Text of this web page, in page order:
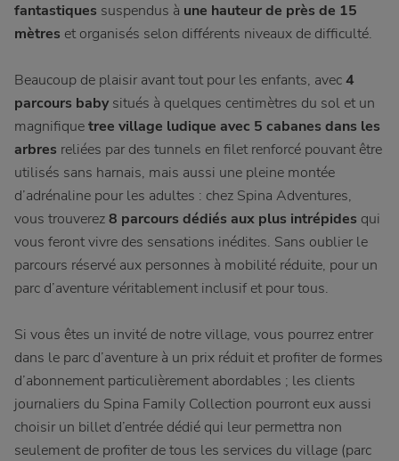
fantastiques suspendus à une hauteur de près de 15
mètres et organisés selon différents niveaux de difficulté.
Beaucoup de plaisir avant tout pour les enfants, avec4
parcours babysitués à quelques centimètres du sol et un
magnifiquetree village ludique avec 5 cabanes dans les
arbres reliées par des tunnels en filet renforcé pouvant être
utilisés sans harnais, mais aussi une pleine montée
d’adrénaline pour les adultes : chez Spina Adventures,
vous trouverez8 parcours dédiés aux plus intrépides qui
vous feront vivre des sensations inédites. Sans oublier le
parcours réservé aux personnes à mobilité réduite, pour un
parc d’aventure véritablement inclusif et pour tous.
Si vous êtes un invité de notre village, vous pourrez entrer
dans le parc d’aventure à un prix réduit et profiter de formes
d’abonnement particulièrement abordables ; les clients
journaliers du Spina Family Collection pourront eux aussi
choisir un billet d’entrée dédié qui leur permettra non
seulement de profiter de tous les services du village (parc